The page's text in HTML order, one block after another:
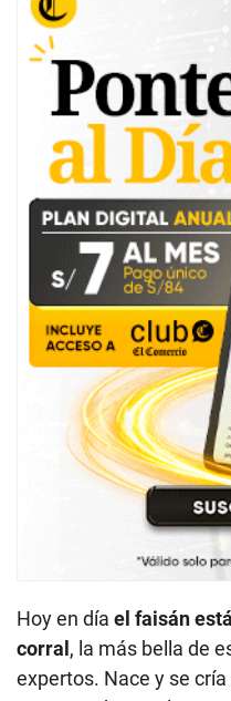
Hoy en día el faisán
corral, la más bella de
expertos. Nace y se